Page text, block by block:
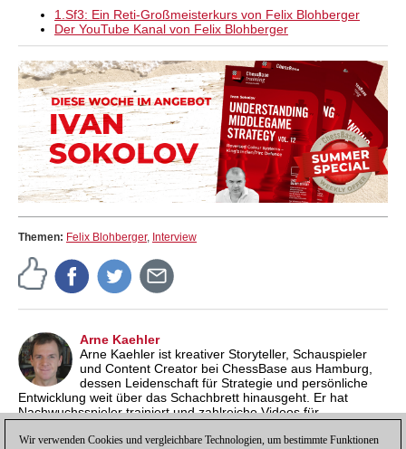
1.Sf3: Ein Reti-Großmeisterkurs von Felix Blohberger
Der YouTube Kanal von Felix Blohberger
Themen: Felix Blohberger, Interview
Arne Kaehler
Arne Kaehler ist kreativer Storyteller, Schauspieler
und Content Creator bei ChessBase aus Hamburg,
dessen Leidenschaft für Strategie und persönliche
Entwicklung weit über das Schachbrett hinausgeht. Er hat
Nachwuchsspieler trainiert und zahlreiche Videos für
Anspruch, Schach verständlich, unterhaltsam und inspirierend
Wir verwenden Cookies und vergleichbare Technologien, um bestimmte Funktionen